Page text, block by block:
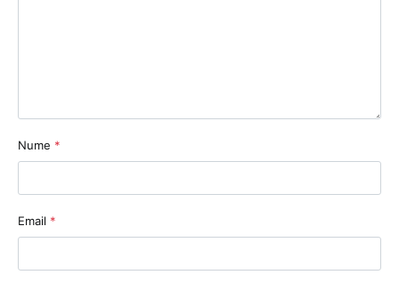
Nume *
Email *